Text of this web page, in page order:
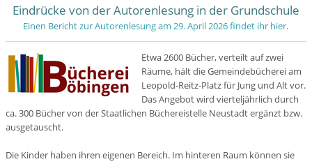
Eindrücke von der Autorenlesung in der Grundschule
Einen Bericht zur Autorenlesung am 29. April 2026 findet ihr hier.
Etwa 2600 Bücher, verteilt auf zwei
Räume, hält die Gemeindebücherei am
Leopold-Reitz-Platz für Jung und Alt vor.
Das Angebot wird vierteljährlich durch
ca. 300 Bücher von der Staatlichen Büchereistelle Neustadt ergänzt bzw.
ausgetauscht.
Die Kinder haben ihren eigenen Bereich. Im hinteren Raum können sie